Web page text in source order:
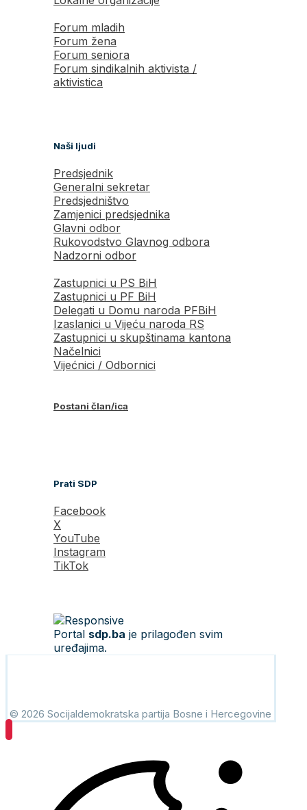
Forum mladih
Forum žena
Forum seniora
Forum sindikalnih aktivista /
aktivistica
Naši ljudi
Predsjednik
Generalni sekretar
Predsjedništvo
Zamjenici predsjednika
Glavni odbor
Rukovodstvo Glavnog odbora
Nadzorni odbor
Zastupnici u PS BiH
Zastupnici u PF BiH
Delegati u Domu naroda PFBiH
Izaslanici u Vijeću naroda RS
Zastupnici u skupštinama kantona
Načelnici
Vijećnici / Odbornici
Postani član/ica
Prati SDP
Facebook
X
YouTube
Instagram
TikTok
Portal sdp.ba je prilagođen svim
uređajima.
© 2026 Socijaldemokratska partija Bosne i Hercegovine